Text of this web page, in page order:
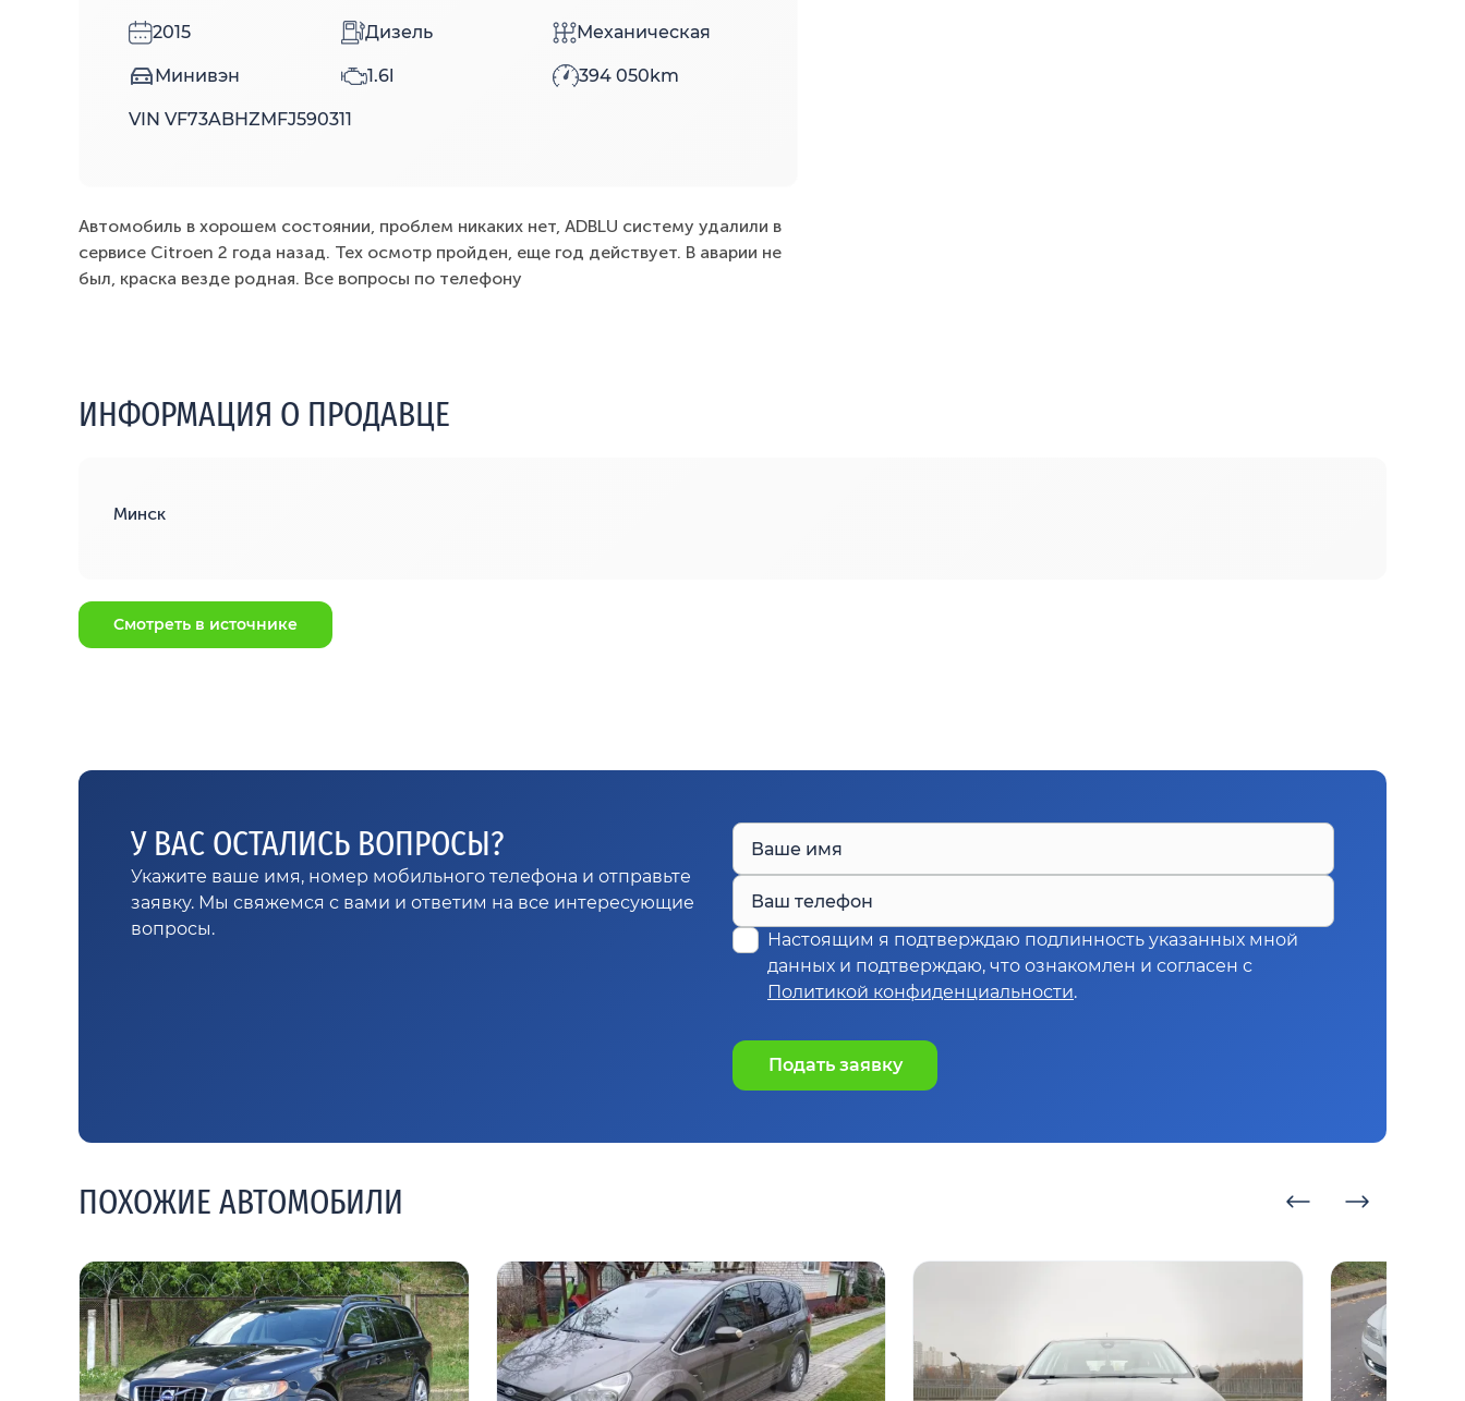
2015 Дизель Механическая
Минивэн 1.6l 394 050km
VIN VF73ABHZMFJ590311
Автомобиль в хорошем состоянии, проблем никаких нет, ADBLU систему удалили в
сервисе Citroen 2 года назад. Тех осмотр пройден, еще год действует. В аварии не
был, краска везде родная. Все вопросы по телефону
ИНФОРМАЦИЯ О ПРОДАВЦЕ
Минск
Смотреть в источнике
У ВАС ОСТАЛИСЬ ВОПРОСЫ?
Укажите ваше имя, номер мобильного телефона и отправьте
заявку. Мы свяжемся с вами и ответим на все интересующие
вопросы.
Ваше имя
Ваш телефон
Настоящим я подтверждаю подлинность указанных мной
данных и подтверждаю, что ознакомлен и согласен с
Политикой конфиденциальности.
Подать заявку
ПОХОЖИЕ АВТОМОБИЛИ